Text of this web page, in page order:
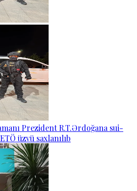
Prezident R.T.Ərdoğana sui-
üzvü saxlanılıb